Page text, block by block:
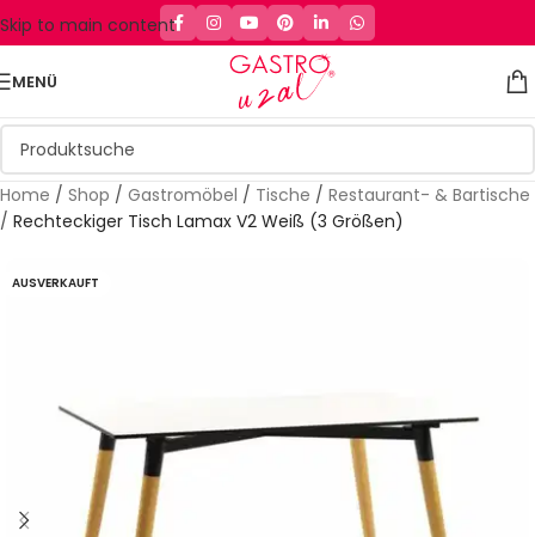
Skip to main content
MENÜ
Home / Shop / Gastromöbel / Tische / Restaurant- & Bartische
/ Rechteckiger Tisch Lamax V2 Weiß (3 Größen)
AUSVERKAUFT